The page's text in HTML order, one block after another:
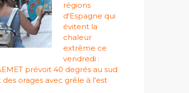
régions
d'Espagne qui
évitent la
chaleur
extrême ce
vendredi :
prévoit 40 degrés au sud
des orages avec grêle à l'est